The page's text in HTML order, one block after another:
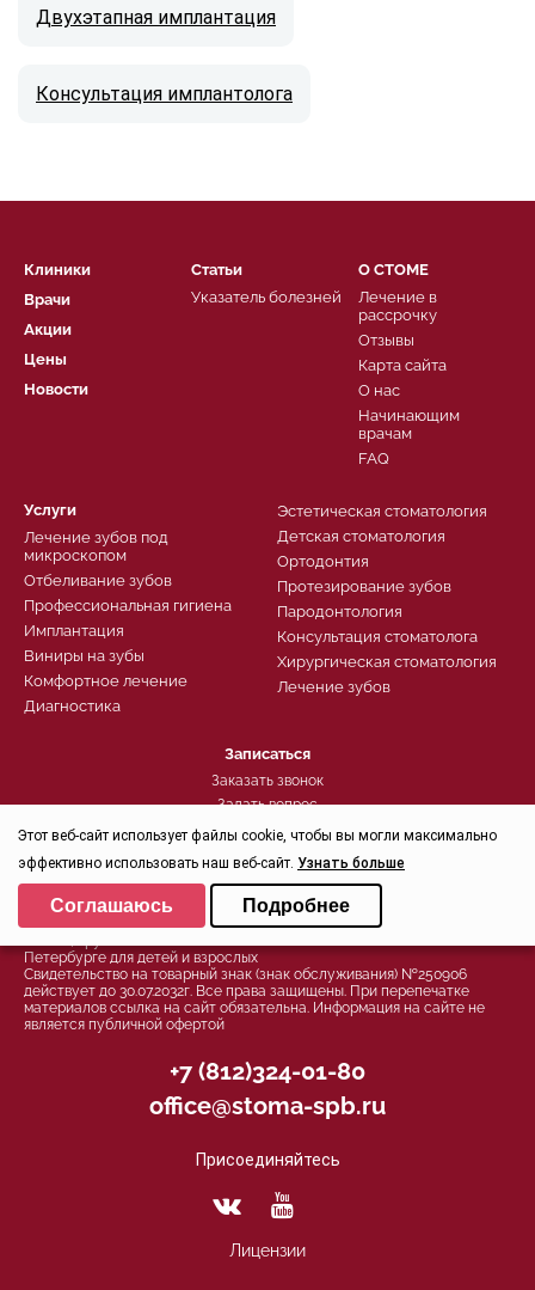
Двухэтапная имплантация
Консультация имплантолога
Клиники
Врачи
Акции
Цены
Новости
Услуги
Лечение зубов под
микроскопом
Отбеливание зубов
Профессиональная гигиена
Имплантация
Виниры на зубы
Комфортное лечение
Диагностика
Эстетическая стоматология
Детская стоматология
Ортодонтия
Протезирование зубов
Пародонтология
Консультация стоматолога
Хирургическая стоматология
Лечение зубов
О СТОМЕ
Лечение в
рассрочку
Отзывы
Карта сайта
О нас
Начинающим
врачам
FAQ
Статьи
Указатель болезней
Записаться
Заказать звонок
Задать вопрос
Контроль качества
Политика конфиденциальности
Петербурге для детей и взрослых
Свидетельство на товарный знак (знак обслуживания) №250906
действует до 30.07.2032г. Все права защищены. При перепечатке
материалов ссылка на сайт обязательна. Информация на сайте не
является публичной офертой
+7 (812)324-01-80
office@stoma-spb.ru
Присоединяйтесь
Лицензии
Этот веб-сайт использует файлы cookie, чтобы вы могли максимально
эффективно использовать наш веб-сайт. Узнать больше
Выберите настройки cookie
Минимальные
Аналитические/Функциональные
Соглашаюсь Подробнее